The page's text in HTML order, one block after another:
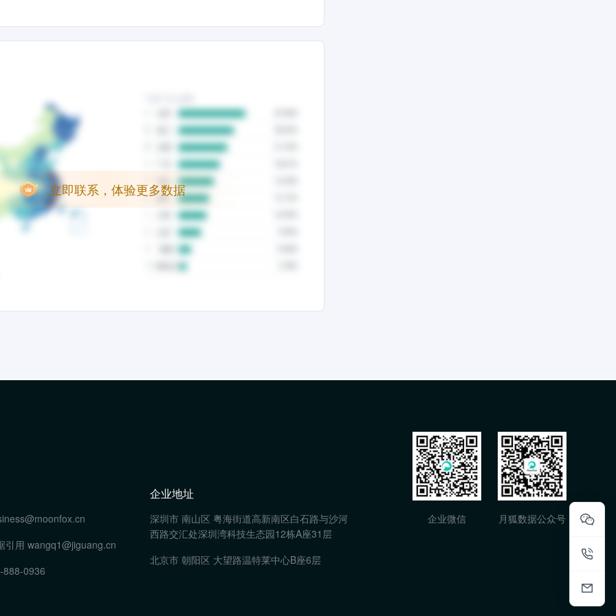
立即联系，体验更多数据
引用 wangq1@jiguang.cn
888-0936
企业地址
深圳市 南山区 粤海街道高新南区白石路与沙河
西路交汇处深圳湾科技生态园12栋A座31层
北京市 朝阳区 大望路温特莱中心B座6层
企业微信 月狐数据公众号